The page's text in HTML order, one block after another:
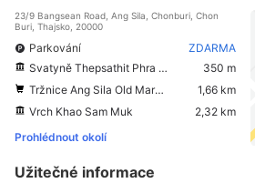
23/9 Bangsean Road, Ang Sila, Chonburi, Chon
Buri, Thajsko, 20000
Parkování
ZDARMA
Svatyně Thepsathit Phra Kiti Chalerm
350 m
Tržnice Ang Sila Old Market 133 Years
1,66 km
Vrch Khao Sam Muk
2,32 km
Prohlédnout okolí
Užitečné informace